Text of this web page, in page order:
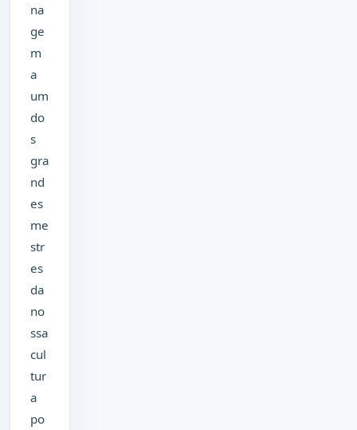
na
ge
m
a
um
do
s
gra
nd
es
me
str
es
da
no
ssa
cul
tur
a
po